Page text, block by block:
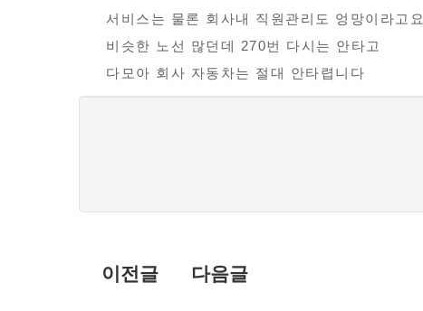
서비스는 물론 회사내 직원관리도 엉망이라고요
비슷한 노선 많던데 270번 다시는 안타고
다모아 회사 자동차는 절대 안타렵니다
이전글 다음글